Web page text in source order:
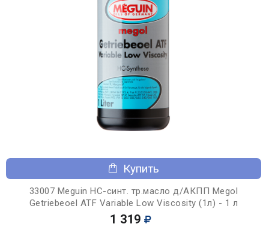
Купить
33007 Meguin НС-синт. тр.масло д/АКПП Megol
Getriebeoel ATF Variable Low Viscosity (1л) - 1 л
1 319